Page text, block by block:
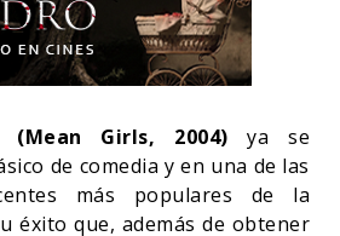
(Mean Girls, 2004) ya se
de comedia y en una de las
más populares de la
éxito que, además de obtener